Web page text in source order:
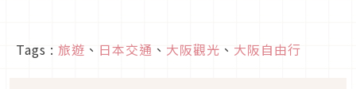
Tags : 旅遊 、 日本交通 、 大阪觀光 、 大阪自由行